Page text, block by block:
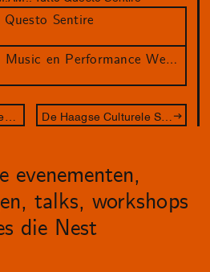
Sentire
AM.PM.AM. - Arts, Music en Performance Weekenders door Nest
evenementen,
talks, workshops
die Nest